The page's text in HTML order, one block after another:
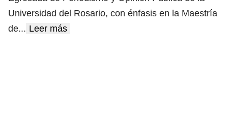
Universidad del Rosario, con énfasis en la Maestría
de... Leer más